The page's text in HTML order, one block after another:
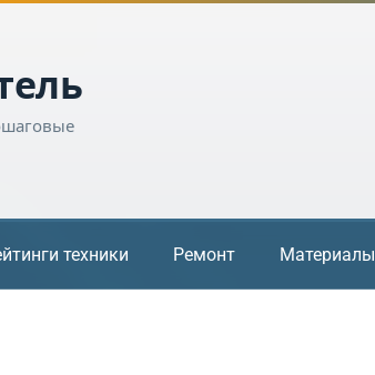
техники Ремонт Материалы